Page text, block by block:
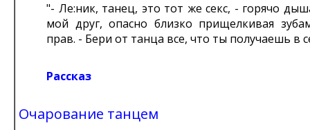
"- Ле:ник, танец, это тот же секс, - горячо
мой друг, опасно близко прищелкивая
прав. - Бери от танца все, что ты получаешь в
Рассказ
Очарование танцем